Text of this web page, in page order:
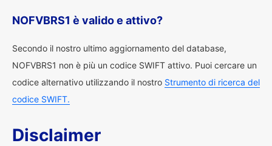
NOFVBRS1 è valido e attivo?
Secondo il nostro ultimo aggiornamento del database,
NOFVBRS1 non è più un codice SWIFT attivo. Puoi cercare un
codice alternativo utilizzando il nostro Strumento di ricerca del
codice SWIFT.
Disclaimer